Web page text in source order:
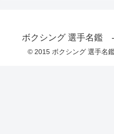
ボクシング 選手名鑑
© 2015 ボクシング 選手名